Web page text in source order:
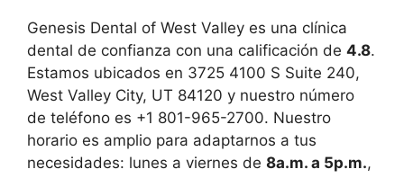
Genesis Dental of West Valley es una clínica
dental de confianza con una calificación de 4.8.
Estamos ubicados en 3725 4100 S Suite 240,
West Valley City, UT 84120 y nuestro número
de teléfono es +1 801-965-2700. Nuestro
horario es amplio para adaptarnos a tus
necesidades: lunes a viernes de 8a.m. a 5p.m.,